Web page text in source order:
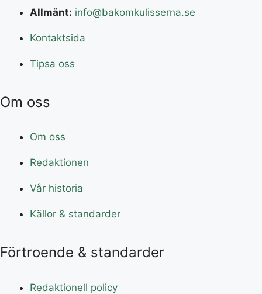
Allmänt: info@bakomkulisserna.se
Kontaktsida
Tipsa oss
Om oss
Om oss
Redaktionen
Vår historia
Källor & standarder
Förtroende & standarder
Redaktionell policy